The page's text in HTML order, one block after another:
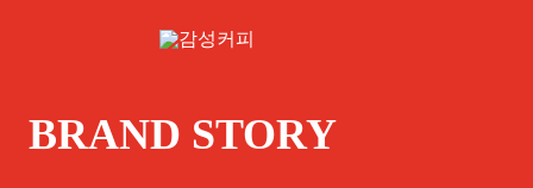
BRAND STORY